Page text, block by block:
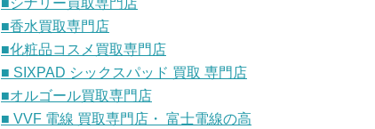
■シナリー買取専門店
■香水買取専門店
■化粧品コスメ買取専門店
■ SIXPAD シックスパッド 買取 専門店
■オルゴール買取専門店
■ VVF 電線 買取専門店・ 富士電線の高